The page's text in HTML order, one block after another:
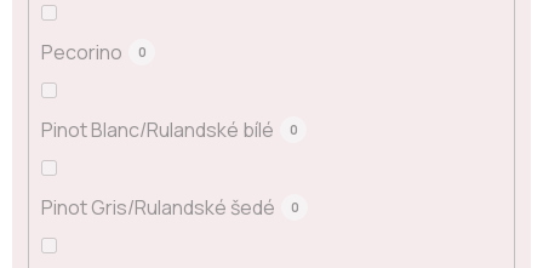
Pecorino 0
Pinot Blanc/Rulandské bílé 0
Pinot Gris/Rulandské šedé 0